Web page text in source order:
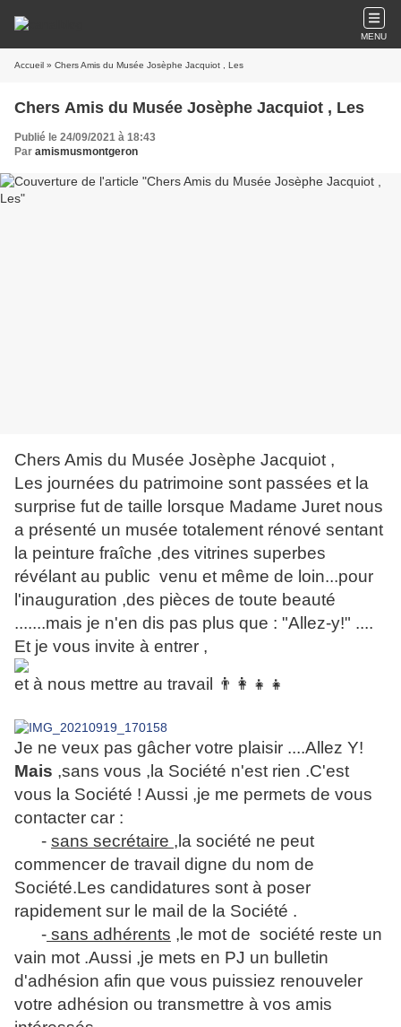
MENU
Accueil » Chers Amis du Musée Josèphe Jacquiot , Les
Chers Amis du Musée Josèphe Jacquiot , Les
Publié le 24/09/2021 à 18:43
Par amismusmontgeron
Chers Amis du Musée Josèphe Jacquiot ,
Les journées du patrimoine sont passées et la
surprise fut de taille lorsque Madame Juret nous
a présenté un musée totalement rénové sentant
la peinture fraîche ,des vitrines superbes
révélant au public venu et même de loin...pour
l'inauguration ,des pièces de toute beauté
.......mais je n'en dis pas plus que : "Allez-y!" ....
Et je vous invite à entrer ,
et à nous mettre au travail
👨‍👩‍👧‍👧
Je ne veux pas gâcher votre plaisir ....Allez Y!
Mais ,sans vous ,la Société n'est rien .C'est
vous la Société ! Aussi ,je me permets de vous
contacter car :
- sans secrétaire ,la société ne peut
commencer de travail digne du nom de
Société.Les candidatures sont à poser
rapidement sur le mail de la Société .
- sans adhérents ,le mot de société reste un
vain mot .Aussi ,je mets en PJ un bulletin
d'adhésion afin que vous puissiez renouveler
votre adhésion ou transmettre à vos amis